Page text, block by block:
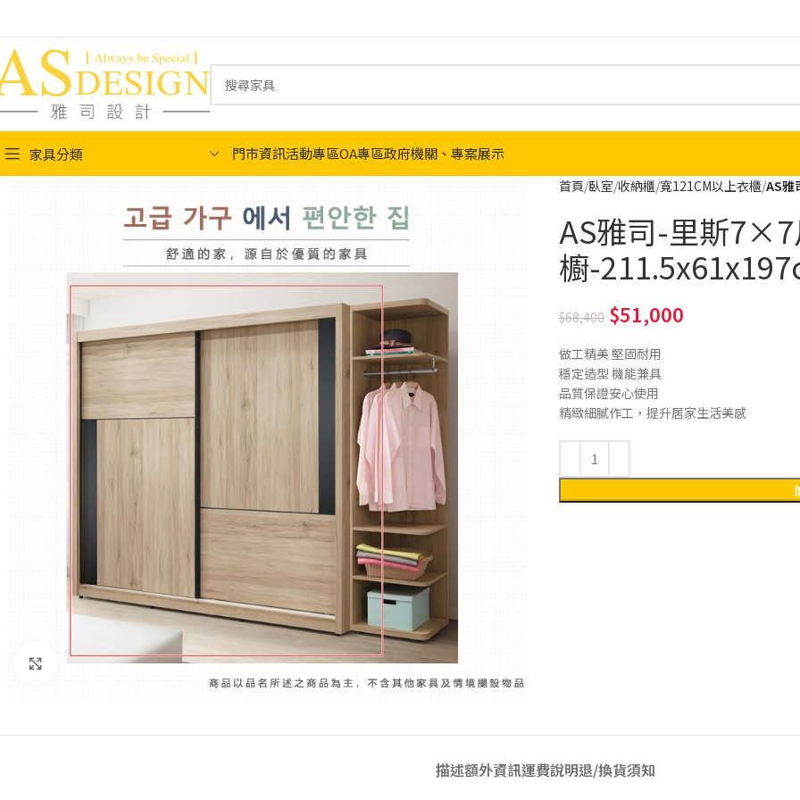
家具分類 門市資訊活動專區OA專區政府機關、專案展示
Click to enlarge
首頁 臥室 收納櫃 寬121CM以上衣櫃 AS
AS雅司-里斯7×7
櫥-
68,400 51,000
做工精美 堅固耐用
穩定造型 機能兼具
品質保證安心使用
精緻細膩作工，提升居家生活美感
描述額外資訊運費說明退/換貨須知